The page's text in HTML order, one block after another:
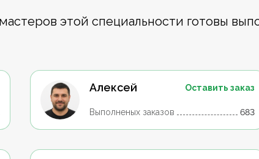
этой специальности готовы
Алексей Оставить заказ
Выполненых заказов 683